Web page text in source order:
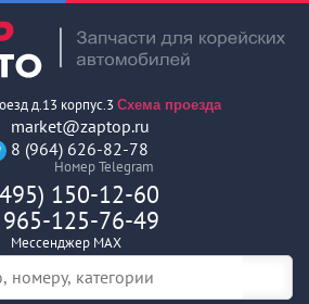
д.13 корпус.3 Схема проезда
market@zaptop.ru
8 (964) 626-82-78
Номер Telegram
150-12-60
965-125-76-49
Мессенджер MAX